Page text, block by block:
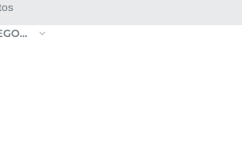
SELECIONE CATEGORIA